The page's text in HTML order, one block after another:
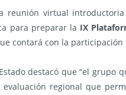
reunión virtual
para preparar la IX
contará con la participación
destacó que “el
evaluación regional que